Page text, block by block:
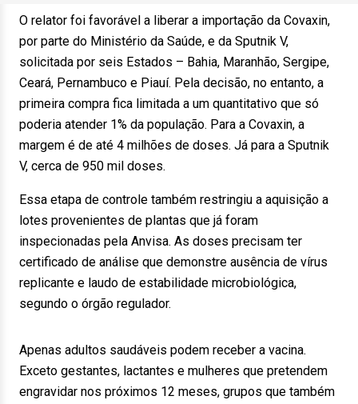
O relator foi favorável a liberar a importação da Covaxin,
por parte do Ministério da Saúde, e da Sputnik V,
solicitada por seis Estados – Bahia, Maranhão, Sergipe,
Ceará, Pernambuco e Piauí. Pela decisão, no entanto, a
primeira compra fica limitada a um quantitativo que só
poderia atender 1% da população. Para a Covaxin, a
margem é de até 4 milhões de doses. Já para a Sputnik
V, cerca de 950 mil doses.
Essa etapa de controle também restringiu a aquisição a
lotes provenientes de plantas que já foram
inspecionadas pela Anvisa. As doses precisam ter
certificado de análise que demonstre ausência de vírus
replicante e laudo de estabilidade microbiológica,
segundo o órgão regulador.
Apenas adultos saudáveis podem receber a vacina.
Exceto gestantes, lactantes e mulheres que pretendem
engravidar nos próximos 12 meses, grupos que também